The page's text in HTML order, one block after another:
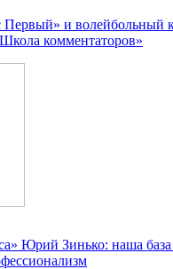
Первый» и волейбольный
комментаторов»
Юрий Зинько: наша